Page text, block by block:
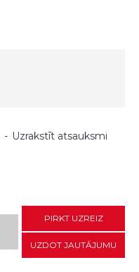
- Uzrakstīt atsauksmi
PIRKT UZREIZ
UZDOT JAUTĀJUMU